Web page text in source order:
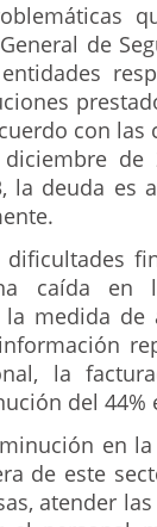
de
con
la deuda es
caída en
medida
la
del 44%
en
de este
atender